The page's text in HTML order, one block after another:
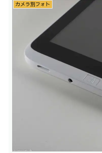
カメラ別フォト